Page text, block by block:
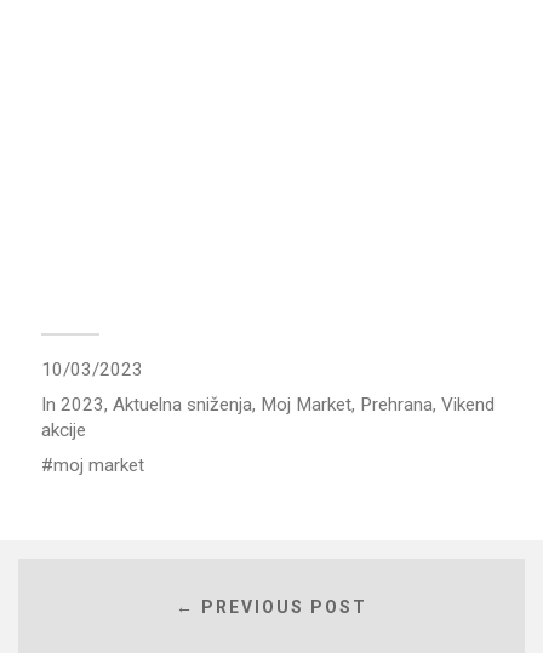
10/03/2023
In 2023, Aktuelna sniženja, Moj Market, Prehrana, Vikend
akcije
moj market
← PREVIOUS POST